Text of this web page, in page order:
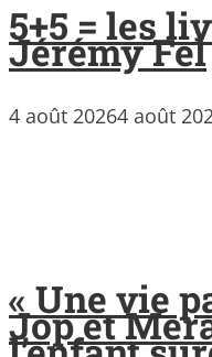
5+5 = les
Jérémy Fel
4 août 20264 août
« Une vie
Jop et